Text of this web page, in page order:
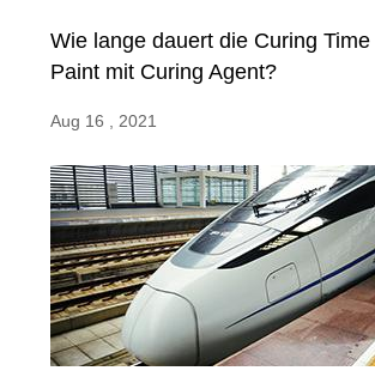
Wie lange dauert die Curing
Paint mit Curing Agent?
Aug 16 , 2021